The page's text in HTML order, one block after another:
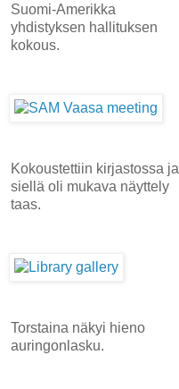
Suomi-Amerikka
yhdistyksen hallituksen
kokous.
Kokoustettiin kirjastossa ja
siellä oli mukava näyttely
taas.
Torstaina näkyi hieno
auringonlasku.